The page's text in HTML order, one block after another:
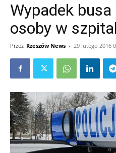
Wypadek
osoby w
Przez Rzeszów News - 29 lutego 2016